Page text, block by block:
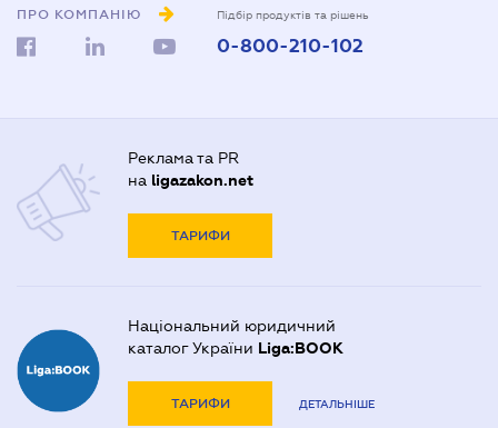
ПРО КОМПАНІЮ Підбір продуктів та рішень
0-800-210-102
Реклама та PR
на ligazakon.net
ТАРИФИ
Національний юридичний
каталог України Liga:BOOK
ТАРИФИ ДЕТАЛЬНІШЕ